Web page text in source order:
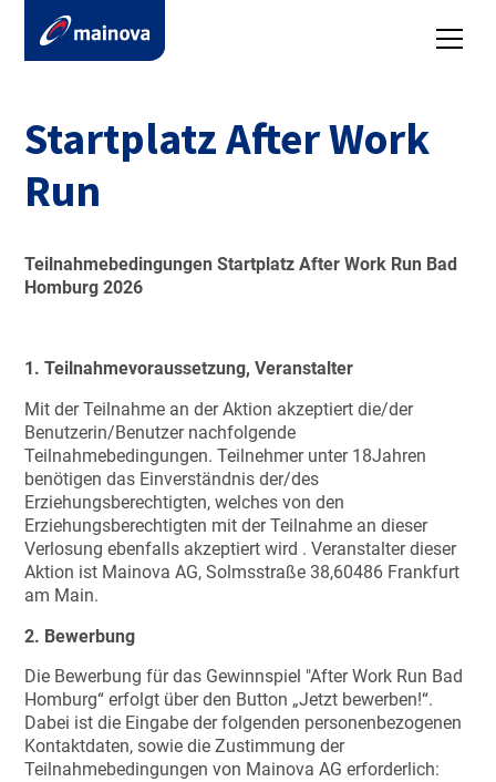
Startplatz After Work
Run
Teilnahmebedingungen Startplatz After Work Run Bad
Homburg 2026
1. Teilnahmevoraussetzung, Veranstalter
Mit der Teilnahme an der Aktion akzeptiert die/der
Benutzerin/Benutzer nachfolgende
Teilnahmebedingungen. Teilnehmer unter 18Jahren
benötigen das Einverständnis der/des
Erziehungsberechtigten, welches von den
Erziehungsberechtigten mit der Teilnahme an dieser
Verlosung ebenfalls akzeptiert wird . Veranstalter dieser
Aktion ist Mainova AG, Solmsstraße 38,60486 Frankfurt
am Main.
2. Bewerbung
Die Bewerbung für das Gewinnspiel "After Work Run Bad
Homburg“ erfolgt über den Button „Jetzt bewerben!“.
Dabei ist die Eingabe der folgenden personenbezogenen
Kontaktdaten, sowie die Zustimmung der
Teilnahmebedingungen von Mainova AG erforderlich: